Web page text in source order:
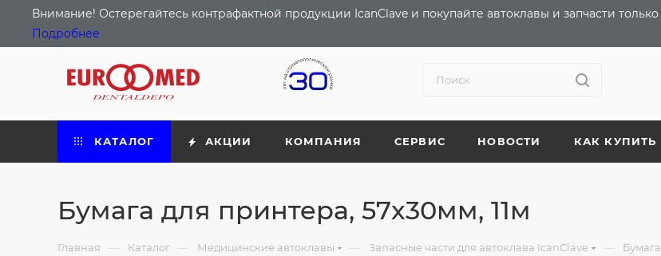
Внимание! Остерегайтесь контрафактной продукции IcanClave и покупайте автоклавы и запчасти
Подробнее
КАТАЛОГ АКЦИИ КОМПАНИЯ СЕРВИС НОВОСТИ КАК КУПИТЬ
Бумага для принтера, 57x30мм, 11м
Главная — Каталог — Медицинские автоклавы — Запасные части для автоклава IcanClave —